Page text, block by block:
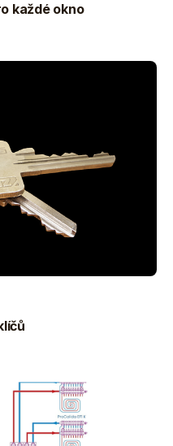
každé okno